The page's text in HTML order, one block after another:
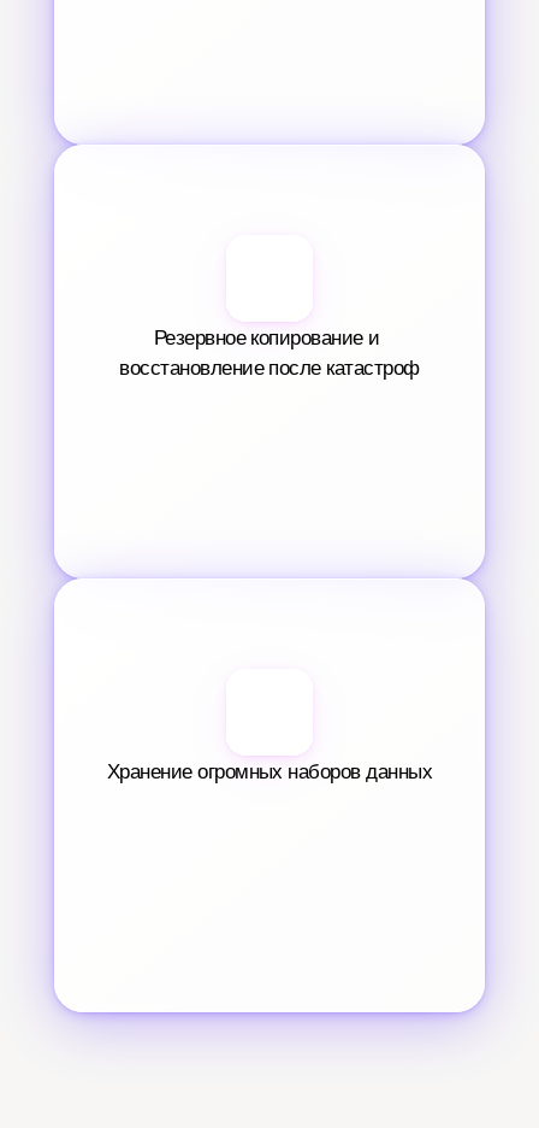
Резервное копирование и
восстановление после катастроф
Хранение огромных наборов данных